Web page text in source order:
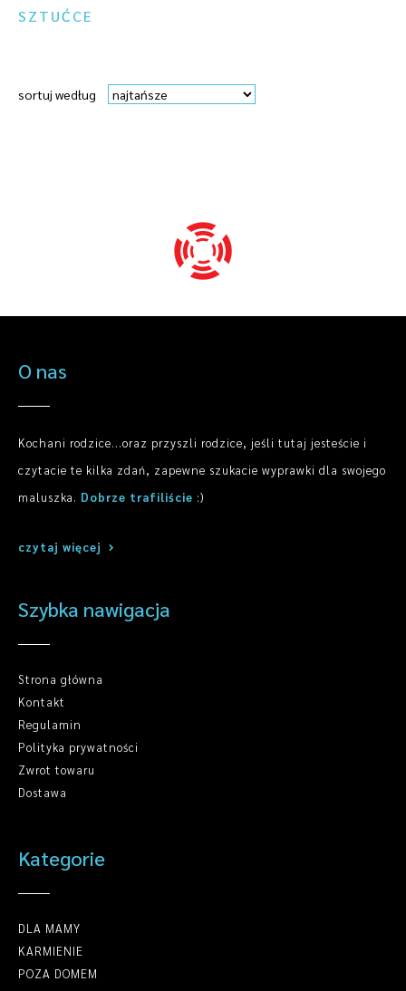
SZTUĆCE
sortuj według
O nas
Kochani rodzice...oraz przyszli rodzice, jeśli tutaj jesteście i
czytacie te kilka zdań, zapewne szukacie wyprawki dla swojego
maluszka. Dobrze trafiliście :)
czytaj więcej
Szybka nawigacja
Strona główna
Kontakt
Regulamin
Polityka prywatności
Zwrot towaru
Dostawa
Kategorie
DLA MAMY
KARMIENIE
POZA DOMEM